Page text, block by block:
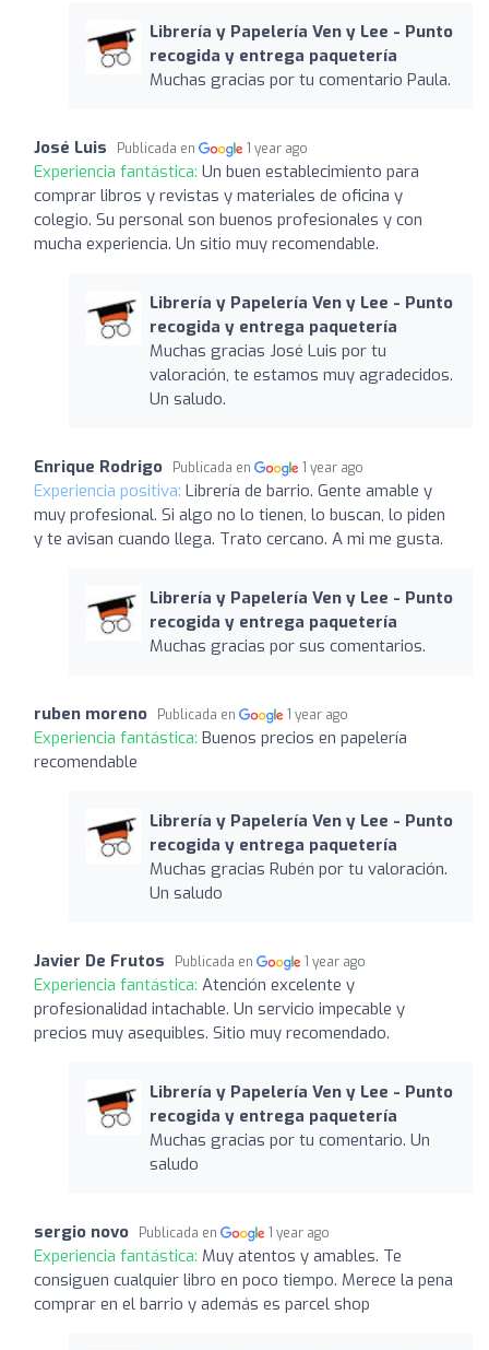
Librería y Papelería Ven y Lee - Punto
recogida y entrega paquetería
Muchas gracias por tu comentario Paula.
José Luis Publicada en 1 year ago
Experiencia fantástica: Un buen establecimiento para
comprar libros y revistas y materiales de oficina y
colegio. Su personal son buenos profesionales y con
mucha experiencia. Un sitio muy recomendable.
Librería y Papelería Ven y Lee - Punto
recogida y entrega paquetería
Muchas gracias José Luis por tu
valoración, te estamos muy agradecidos.
Un saludo.
Enrique Rodrigo Publicada en 1 year ago
Experiencia positiva: Librería de barrio. Gente amable y
muy profesional. Si algo no lo tienen, lo buscan, lo piden
y te avisan cuando llega. Trato cercano. A mi me gusta.
Librería y Papelería Ven y Lee - Punto
recogida y entrega paquetería
Muchas gracias por sus comentarios.
ruben moreno Publicada en 1 year ago
Experiencia fantástica: Buenos precios en papelería
recomendable
Librería y Papelería Ven y Lee - Punto
recogida y entrega paquetería
Muchas gracias Rubén por tu valoración.
Un saludo
Javier De Frutos Publicada en 1 year ago
Experiencia fantástica: Atención excelente y
profesionalidad intachable. Un servicio impecable y
precios muy asequibles. Sitio muy recomendado.
Librería y Papelería Ven y Lee - Punto
recogida y entrega paquetería
Muchas gracias por tu comentario. Un
saludo
sergio novo Publicada en 1 year ago
Experiencia fantástica: Muy atentos y amables. Te
consiguen cualquier libro en poco tiempo. Merece la pena
comprar en el barrio y además es parcel shop